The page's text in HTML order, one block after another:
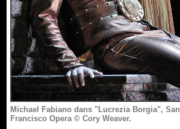
Michael Fabiano dans "Lucrezia Borgia", San
Francisco Opera © Cory Weaver.